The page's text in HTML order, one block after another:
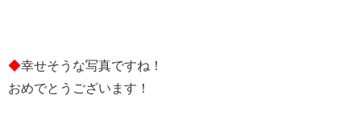
◆幸せそうな写真ですね！
おめでとうございます！